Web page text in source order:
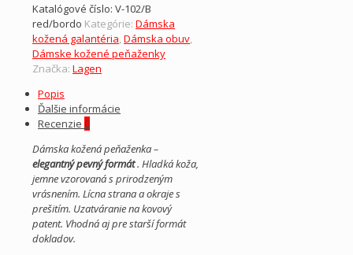
Katalógové číslo: V-102/B
red/bordo Kategórie: Dámska
kožená galantéria,Dámska obuv,
Dámske kožené peňaženky
Značka: Lagen
Popis
Ďalšie informácie
Recenzie 0
Dámska kožená peňaženka –
elegantný pevný formát. Hladká koža,
jemne vzorovaná s prirodzeným
vrásnením. Lícna strana a okraje s
prešitím. Uzatváranie na kovový
patent. Vhodná aj pre starší formát
dokladov.